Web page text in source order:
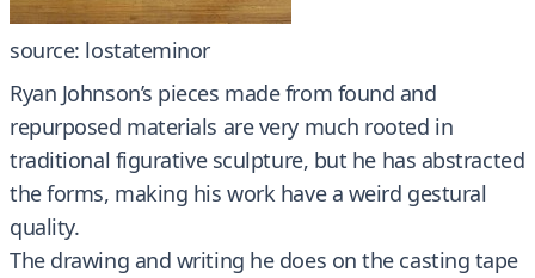
source: lostateminor
Ryan Johnson’s pieces made from found and
repurposed materials are very much rooted in
traditional figurative sculpture, but he has abstracted
the forms, making his work have a weird gestural
quality.
The drawing and writing he does on the casting tape